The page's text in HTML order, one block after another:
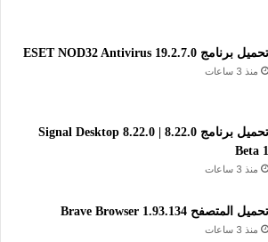
تحميل برنامج ESET NOD32 Antivirus 19.2.7.0
منذ 3 ساعات
تحميل برنامج Signal Desktop 8.22.0 | 8.22.0
Beta 1
منذ 3 ساعات
تحميل المتصفح Brave Browser 1.93.134
منذ 3 ساعات